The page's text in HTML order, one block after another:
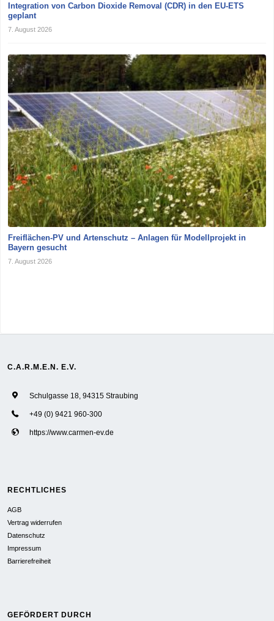
Integration von Carbon Dioxide Removal (CDR) in den EU-ETS
geplant
7. August 2026
Freiflächen-PV und Artenschutz – Anlagen für Modellprojekt in
Bayern gesucht
7. August 2026
C.A.R.M.E.N. E.V.
Schulgasse 18, 94315 Straubing
+49 (0) 9421 960-300
https://www.carmen-ev.de
RECHTLICHES
AGB
Vertrag widerrufen
Datenschutz
Impressum
Barrierefreiheit
GEFÖRDERT DURCH